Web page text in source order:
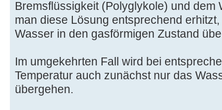
Bremsflüssigkeit (Polyglykole) und dem
man diese Lösung entsprechend
Wasser in den gasförmigen Zustand
Im umgekehrten Fall wird bei
Temperatur auch zunächst nur das
übergehen.